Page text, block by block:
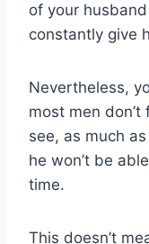
of your
constantly give
Nevertheless,
most men
see, as much
he won’t be
time.
This doesn’t